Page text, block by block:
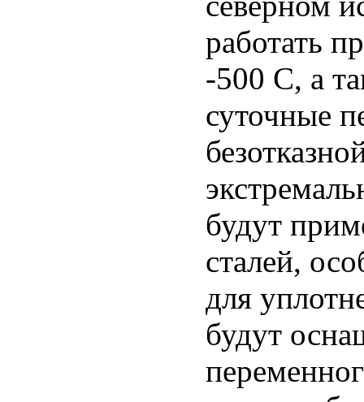
работать
-500 С, а
суточные
будут
сталей,
для
будут